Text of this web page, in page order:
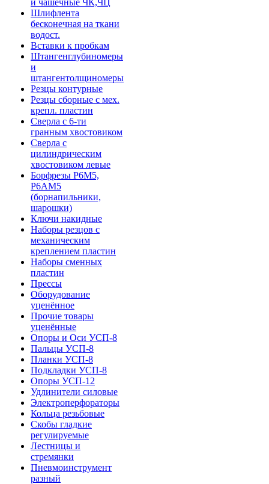
и чашечные ЧК,ЧЦ
Шлифлента
бесконечная на ткани
водост.
Вставки к пробкам
Штангенглубиномеры
и
штангентолщиномеры
Резцы контурные
Резцы сборные с мех.
крепл. пластин
Сверла с 6-ти
гранным хвостовиком
Сверла с
цилиндрическим
хвостовиком левые
Борфрезы Р6М5,
Р6АМ5
(борнапильники,
шарошки)
Ключи накидные
Наборы резцов с
механическим
креплением пластин
Наборы сменных
пластин
Прессы
Оборудование
уценённое
Прочие товары
уценённые
Опоры и Оси УСП-8
Пальцы УСП-8
Планки УСП-8
Подкладки УСП-8
Опоры УСП-12
Удлинители силовые
Электроперфораторы
Кольца резьбовые
Скобы гладкие
регулируемые
Лестницы и
стремянки
Пневмоинструмент
разный